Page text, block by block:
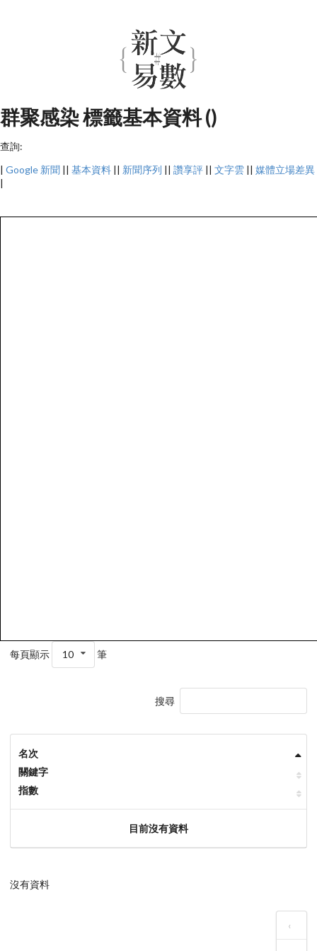
群聚感染 標籤基本資料 ()
查詢:
| Google 新聞 || 基本資料 || 新聞序列 || 讚享評 || 文字雲 || 媒體立場差異
|
每頁顯示 10 筆
搜尋
名次
關鍵字
指數
目前沒有資料
沒有資料
‹